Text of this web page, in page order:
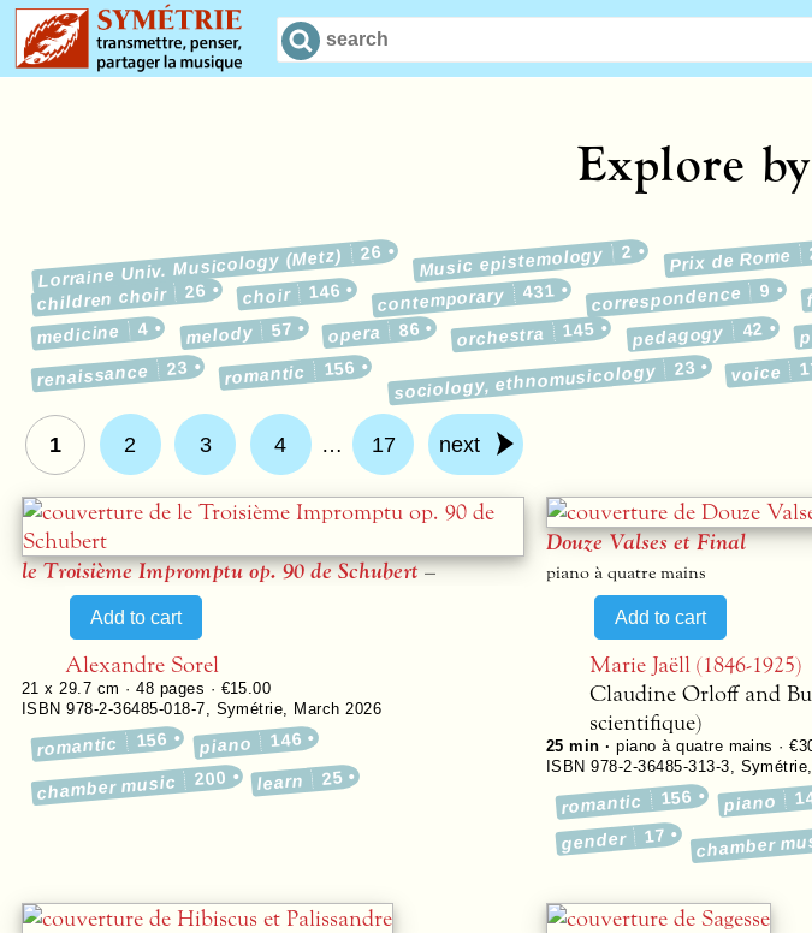
Explore
Lorraine Univ. Musicology (Metz) 26 Music epistemology 2 Prix de Rome
children choir 26 choir 146 contemporary 431 correspondence 9
medicine 4 melody 57 opera 86 orchestra 145 pedagogy 42
renaissance 23 romantic 156 sociology, ethnomusicology 23 voice
1 2 3 4 … 17 next
leTroisième Impromptuop. 90 de Schubert–
Alexandre Sorel
21 x 29.7 cm ·48 pages · €15.00
ISBN 978-2-36485-018-7
Symétrie March 2026
romantic 156 piano 146
chamber music 200 learn 25
Douze Valses et Final
piano à quatre mains
Marie Jaëll (1846-1925)
Claudine Orloff and
scientifique)
25 min ·piano à quatre mains ·
ISBN 978-2-36485-313-3
Symétrie
romantic 156 piano
gender 17 chamber